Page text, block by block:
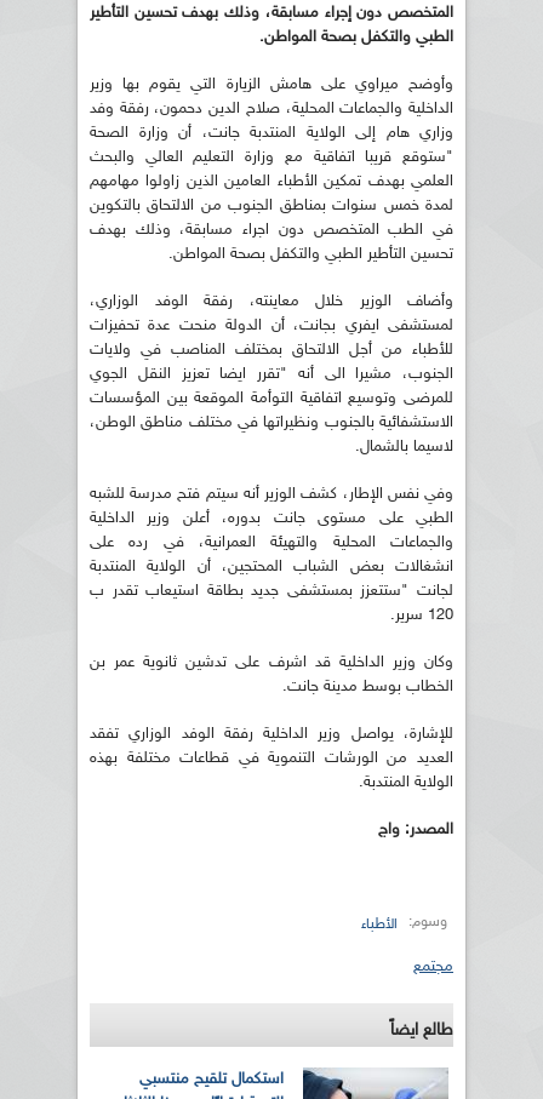
المتخصص دون إجراء مسابقة، وذلك بهدف تحسين التأطير
الطبي والتكفل بصحة المواطن.
وأوضح ميراوي على هامش الزيارة التي يقوم بها وزير
الداخلية والجماعات المحلية، صلاح الدين دحمون، رفقة وفد
وزاري هام إلى الولاية المنتدبة جانت، أن وزارة الصحة
"ستوقع قريبا اتفاقية مع وزارة التعليم العالي والبحث
العلمي بهدف تمكين الأطباء العامين الذين زاولوا مهامهم
لمدة خمس سنوات بمناطق الجنوب من الالتحاق بالتكوين
في الطب المتخصص دون اجراء مسابقة، وذلك بهدف
تحسين التأطير الطبي والتكفل بصحة المواطن.
وأضاف الوزير خلال معاينته، رفقة الوفد الوزاري،
لمستشفى ايفري بجانت، أن الدولة منحت عدة تحفيزات
للأطباء من أجل الالتحاق بمختلف المناصب في ولايات
الجنوب، مشيرا الى أنه "تقرر ايضا تعزيز النقل الجوي
للمرضى وتوسيع اتفاقية التوأمة الموقعة بين المؤسسات
الاستشفائية بالجنوب ونظيراتها في مختلف مناطق الوطن،
لاسيما بالشمال.
وفي نفس الإطار، كشف الوزير أنه سيتم فتح مدرسة للشبه
الطبي على مستوى جانت بدوره، أعلن وزير الداخلية
والجماعات المحلية والتهيئة العمرانية، في رده على
انشغالات بعض الشباب المحتجين، أن الولاية المنتدبة
لجانت "ستتعزز بمستشفى جديد بطاقة استيعاب تقدر ب
120 سرير.
وكان وزير الداخلية قد اشرف على تدشين ثانوية عمر بن
الخطاب بوسط مدينة جانت.
للإشارة، يواصل وزير الداخلية رفقة الوفد الوزاري تفقد
العديد من الورشات التنموية في قطاعات مختلفة بهذه
الولاية المنتدبة.
المصدر: واج
وسوم: الأطباء
مجتمع
طالع ايضاً
استكمال تلقيح منتسبي